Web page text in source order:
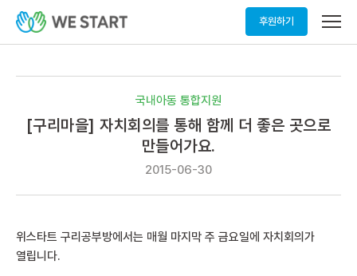
후원하기
메
열
국내아동 통합지원
[구리마을] 자치회의를 통해 함께 더 좋은 곳으로
만들어가요.
2015-06-30
위스타트 구리공부방에서는 매월 마지막 주 금요일에 자치회의가
열립니다.